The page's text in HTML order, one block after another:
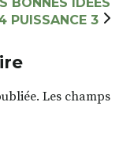
PUISSANCE 3
Les champs